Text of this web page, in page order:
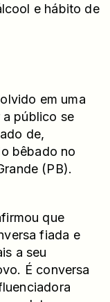
e hábito de
em uma
público se
de,
bêbado no
(PB).
que
fiada e
a seu
É conversa